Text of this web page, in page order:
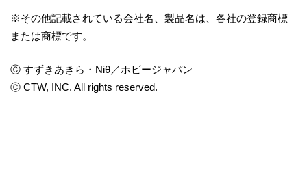
※その他記載されている会社名、製品名は、各社の登録商標
または商標です。
Ⓒ すずきあきら・Niθ／ホビージャパン
Ⓒ CTW, INC. All rights reserved.